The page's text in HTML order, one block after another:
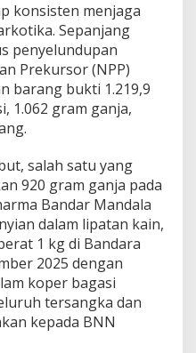
konsisten menjaga
Sepanjang
penyelundupan
Prekursor (NPP)
barang bukti 1.219,9
1.062 gram ganja,
salah satu yang
920 gram ganja pada
Bandar Mandala
dalam lipatan kain,
1 kg di Bandara
2025 dengan
koper bagasi
tersangka dan
kepada BNN